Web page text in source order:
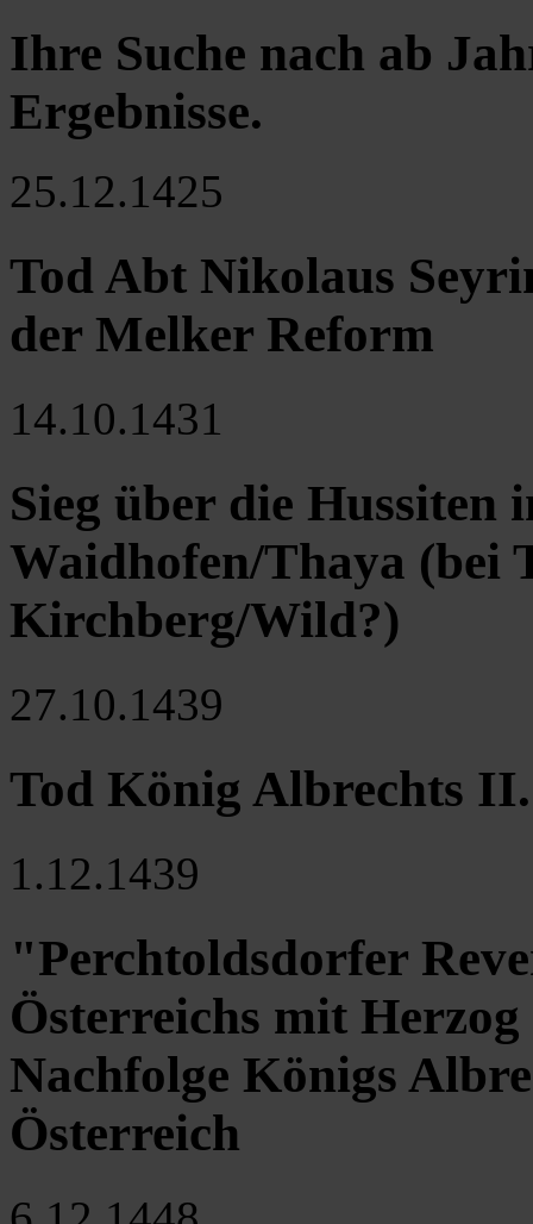
Ihre Suche nach ab
Ergebnisse.
25.12.1425
Tod Abt Nikolaus
der Melker Reform
14.10.1431
Sieg über die Hussiten
Waidhofen/Thaya (bei
Kirchberg/Wild?)
27.10.1439
Tod König Albrechts
1.12.1439
"Perchtoldsdorfer
Österreichs mit
Nachfolge Königs
Österreich